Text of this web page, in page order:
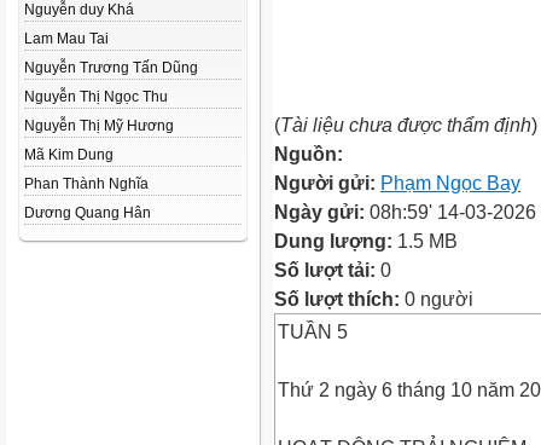
Nguyễn duy Khá
Lam Mau Tai
Nguyễn Trương Tấn Dũng
Nguyễn Thị Ngọc Thu
Nguyễn Thị Mỹ Hương
Mã Kim Dung
Phan Thành Nghĩa
Dương Quang Hân
(Tài liệu chưa được thẩm định)
Nguồn:
Người gửi: Phạm Ngọc Bay
Ngày gửi: 08h:59' 14-03-2026
Dung lượng: 1.5 MB
Số lượt tải: 0
Số lượt thích: 0 người
TUẦN 5
Thứ 2 ngày 6 tháng 10 năm